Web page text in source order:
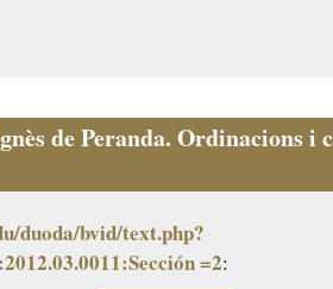
de Peranda. Ordinacions i
duoda/bvid/text.php?
=2: